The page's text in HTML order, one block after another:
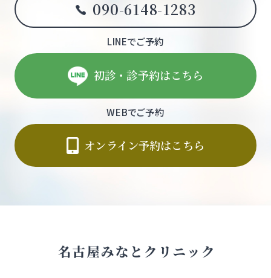
090-6148-1283
LINEでご予約
初診・診予約はこちら
WEBでご予約
オンライン予約はこちら